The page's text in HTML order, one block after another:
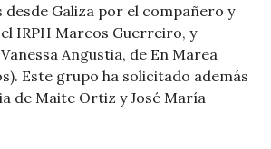
Galiza por el compañero y
IRPH Marcos Guerreiro, y
Angustia, de En Marea
Este grupo ha solicitado además
de Maite Ortiz y José María